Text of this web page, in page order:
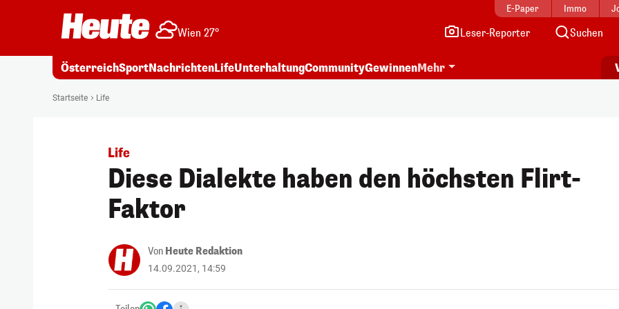
E-Paper Immo
Wien 27° Leser-Reporter Suchen
ÖsterreichSportNachrichtenLifeUnterhaltungCommunityGewinnenMehr
Startseite Life
Life
Diese Dialekte haben den höchsten Flirt-
Faktor
Von Heute Redaktion
14.09.2021, 14:59